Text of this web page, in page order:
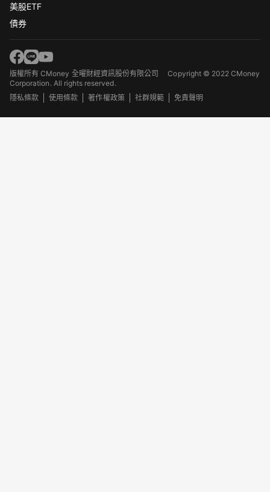
美股ETF
債券
版權所有 CMoney 全曜財經資訊股份有限公司Copyright © 2022 CMoney
Corporation. All rights reserved.
隱私條款
使用條款 著作權政策 社群規範 免責聲明